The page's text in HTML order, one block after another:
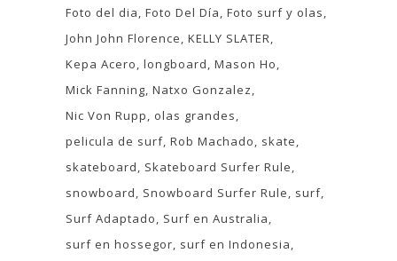
Foto del dia Foto Del Día Foto surf y olas
John John Florence KELLY SLATER
Kepa Acero longboard Mason Ho
Mick Fanning Natxo Gonzalez
Nic Von Rupp
olas grandes
pelicula de surf Rob Machado
skate
skateboard
Skateboard Surfer Rule
snowboard
Snowboard Surfer Rule
surf
Surf Adaptado
Surf en Australia
surf en hossegor surf en Indonesia